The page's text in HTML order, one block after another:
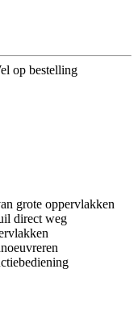
op bestelling
grote oppervlakken
direct weg